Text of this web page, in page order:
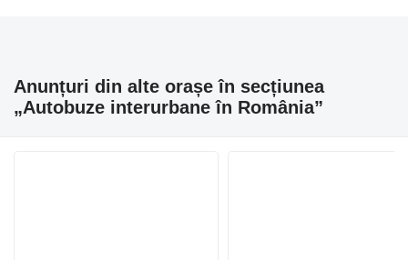
Anunțuri din alte orașe în secțiunea
„Autobuze interurbane în România”